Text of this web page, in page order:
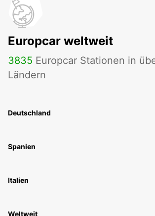
Europcar weltweit
3835 Europcar Stationen in
Ländern
Deutschland
Spanien
Italien
Weltweit